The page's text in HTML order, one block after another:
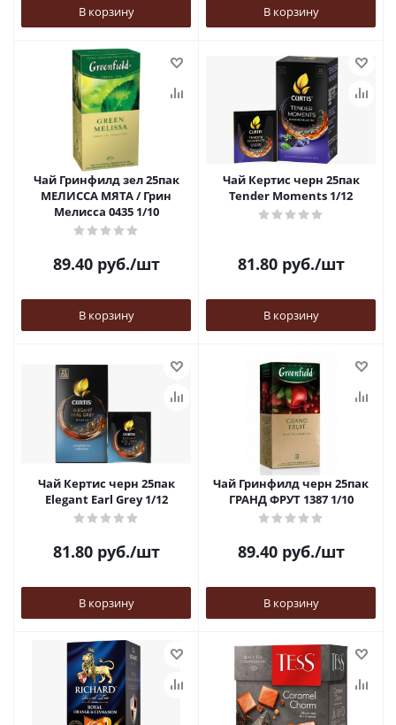
В корзину В корзину
Чай Гринфилд зел 25пак
МЕЛИССА МЯТА / Грин
Мелисса 0435 1/10
89.40руб./шт
В корзину
Чай Кертис черн 25пак
Tender Moments 1/12
81.80руб./шт
В корзину
Чай Кертис черн 25пак
Elegant Earl Grey 1/12
81.80руб./шт
В корзину
Чай Гринфилд черн 25пак
ГРАНД ФРУТ 1387 1/10
89.40руб./шт
В корзину